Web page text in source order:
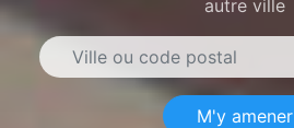
autre ville
M'y amener